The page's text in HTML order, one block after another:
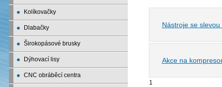
Kolíkovačky
Dlabačky
Širokopásové brusky
Dýhovací lisy
CNC obráběcí centra
Nástroje se slevou
Akce na
1